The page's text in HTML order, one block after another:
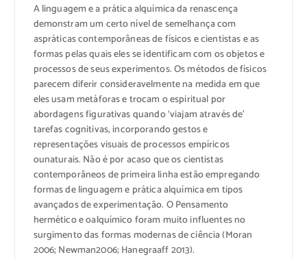
Alinguagem e a prática alquímica da renascença
demonstramum certo nível desemelhança com
aspráticas contemporâneasde físicos ecientistas eas
formas pelas quaiselesse identificamcom os objetose
processos deseus experimentos.Os métodosde físicos
parecem diferirconsideravelmentena medida em que
eles usammetáforasetrocam oespiritual por
abordagensfigurativasquando ‘viajam através de’
tarefas cognitivas, incorporandogestos e
representações visuais deprocessosempíricos
ounaturais. Não é por acasoque os cientistas
contemporâneosde primeira linhaestão empregando
formas de linguageme práticaalquímicaem tipos
avançados deexperimentação. OPensamento
hermético eoalquímicoforam muito influentesno
surgimento dasformas modernas deciência (Moran
2006; Newman2006; Hanegraaff2013).